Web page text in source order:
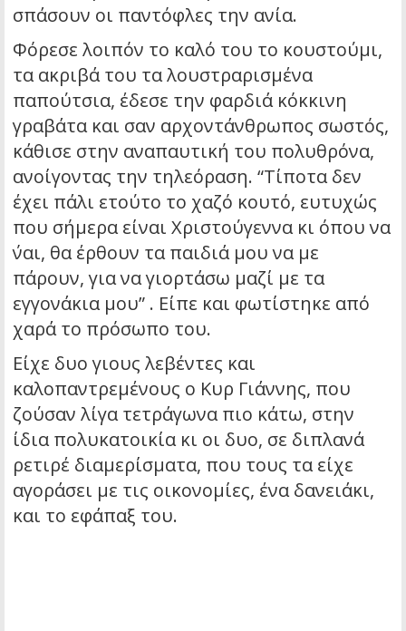
σπάσουν οι παντόφλες την ανία.
Φόρεσε λοιπόν το καλό του το κουστούμι,
τα ακριβά του τα λουστραρισμένα
παπούτσια, έδεσε την φαρδιά κόκκινη
γραβάτα και σαν αρχοντάνθρωπος σωστός,
κάθισε στην αναπαυτική του πολυθρόνα,
ανοίγοντας την τηλεόραση. “Τίποτα δεν
έχει πάλι ετούτο το χαζό κουτό, ευτυχώς
που σήμερα είναι Χριστούγεννα κι όπου να
΄ναι, θα έρθουν τα παιδιά μου να με
πάρουν, για να γιορτάσω μαζί με τα
εγγονάκια μου” . Είπε και φωτίστηκε από
χαρά το πρόσωπο του.
Είχε δυο γιους λεβέντες και
καλοπαντρεμένους ο Κυρ Γιάννης, που
ζούσαν λίγα τετράγωνα πιο κάτω, στην
ίδια πολυκατοικία κι οι δυο, σε διπλανά
ρετιρέ διαμερίσματα, που τους τα είχε
αγοράσει με τις οικονομίες, ένα δανειάκι,
και το εφάπαξ του.